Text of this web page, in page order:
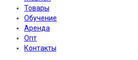
Товары
Обучение
Аренда
Опт
Контакты